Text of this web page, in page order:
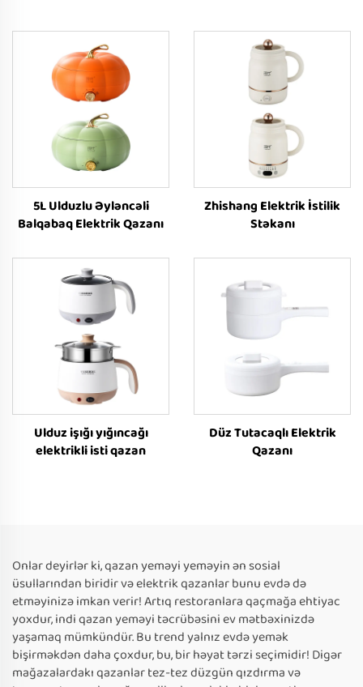
5L Ulduzlu Əyləncəli
Balqabaq Elektrik Qazanı
Zhishang Elektrik İstilik
Stəkanı
Ulduz işığı yığıncağı
elektrikli isti qazan
Düz Tutacaqlı Elektrik
Qazanı
Onlar deyirlər ki, qazan yeməyi yeməyin ən sosial
üsullarından biridir və elektrik qazanlar bunu evdə də
etməyinizə imkan verir! Artıq restoranlara qaçmağa ehtiyac
yoxdur, indi qazan yeməyi təcrübəsini ev mətbəxinizdə
yaşamaq mümkündür. Bu trend yalnız evdə yemək
bişirməkdən daha çoxdur, bu, bir həyat tərzi seçimidir! Digər
mağazalardakı qazanlar tez-tez düzgün qızdırma və